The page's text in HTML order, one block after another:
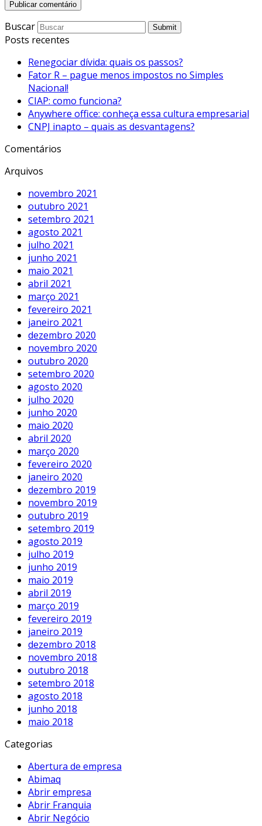
Buscar Submit
Posts recentes
Renegociar dívida: quais os passos?
Fator R – pague menos impostos no Simples
Nacional!
CIAP: como funciona?
Anywhere office: conheça essa cultura empresarial
CNPJ inapto – quais as desvantagens?
Comentários
Arquivos
novembro 2021
outubro 2021
setembro 2021
agosto 2021
julho 2021
junho 2021
maio 2021
abril 2021
março 2021
fevereiro 2021
janeiro 2021
dezembro 2020
novembro 2020
outubro 2020
setembro 2020
agosto 2020
julho 2020
junho 2020
maio 2020
abril 2020
março 2020
fevereiro 2020
janeiro 2020
dezembro 2019
novembro 2019
outubro 2019
setembro 2019
agosto 2019
julho 2019
junho 2019
maio 2019
abril 2019
março 2019
fevereiro 2019
janeiro 2019
dezembro 2018
novembro 2018
outubro 2018
setembro 2018
agosto 2018
junho 2018
maio 2018
Categorias
Abertura de empresa
Abimaq
Abrir empresa
Abrir Franquia
Abrir Negócio